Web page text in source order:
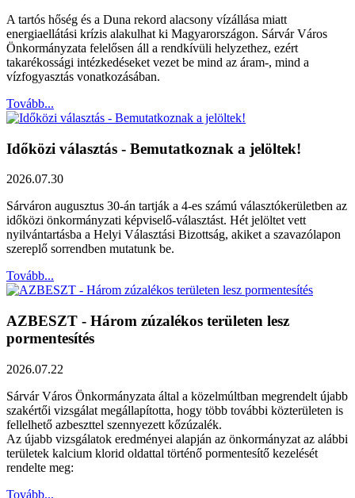
A tartós hőség és a Duna rekord alacsony vízállása miatt
energiaellátási krízis alakulhat ki Magyarországon. Sárvár Város
Önkormányzata felelősen áll a rendkívüli helyzethez, ezért
takarékossági intézkedéseket vezet be mind az áram-, mind a
vízfogyasztás vonatkozásában.
Tovább...
Időközi választás - Bemutatkoznak a jelöltek!
2026.07.30
Sárváron augusztus 30-án tartják a 4-es számú választókerületben az
időközi önkormányzati képviselő-választást. Hét jelöltet vett
nyilvántartásba a Helyi Választási Bizottság, akiket a szavazólapon
szereplő sorrendben mutatunk be.
Tovább...
AZBESZT - Három zúzalékos területen lesz
pormentesítés
2026.07.22
Sárvár Város Önkormányzata által a közelmúltban megrendelt újabb
szakértői vizsgálat megállapította, hogy több további közterületen is
fellelhető azbeszttel szennyezett kőzúzalék.
Az újabb vizsgálatok eredményei alapján az önkormányzat az alábbi
területek kalcium klorid oldattal történő pormentesítő kezelését
rendelte meg:
Tovább...